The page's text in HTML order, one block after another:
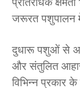
जरूरत पशुपालन
दुधारू पशुओं से
और संतुलित
विभिन्न प्रकार